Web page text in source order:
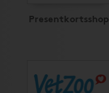
Presentkortsshop